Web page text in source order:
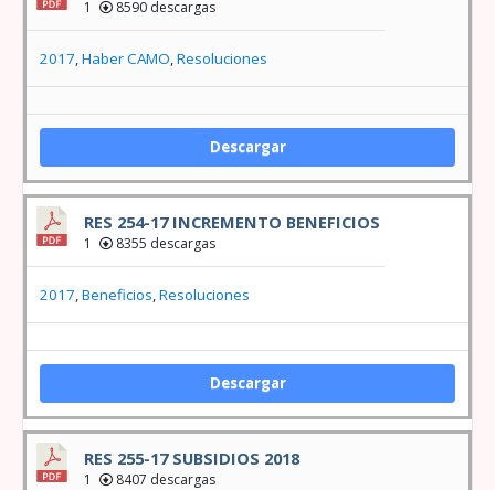
1 8590 descargas
2017,Haber CAMO,Resoluciones
Descargar
RES 254-17 INCREMENTO BENEFICIOS
1 8355 descargas
2017,Beneficios,Resoluciones
Descargar
RES 255-17 SUBSIDIOS 2018
1 8407 descargas